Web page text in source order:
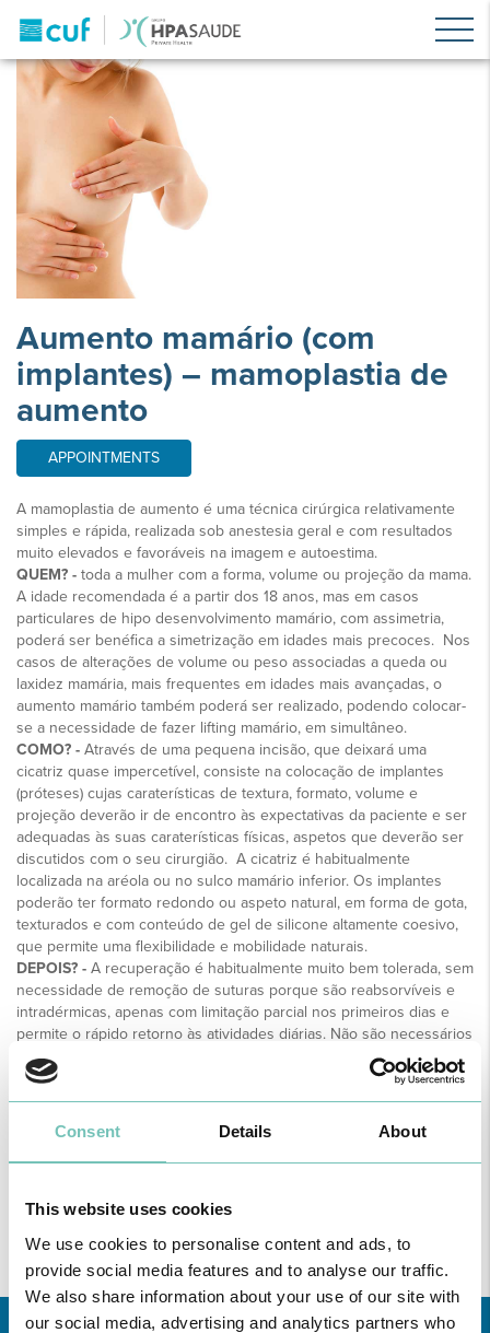
Consent Details About
This website uses cookies
We use cookies to personalise content and ads, to
provide social media features and to analyse our traffic.
We also share information about your use of our site with
our social media, advertising and analytics partners who
Aumento mamário (com
implantes) – mamoplastia de
aumento
APPOINTMENTS
A mamoplastia de aumento é uma técnica cirúrgica relativamente
simples e rápida, realizada sob anestesia geral e com resultados
muito elevados e favoráveis na imagem e autoestima.
QUEM? - toda a mulher com a forma, volume ou projeção da mama.
A idade recomendada é a partir dos 18 anos, mas em casos
particulares de hipo desenvolvimento mamário, com assimetria,
poderá ser benéfica a simetrização em idades mais precoces. Nos
casos de alterações de volume ou peso associadas a queda ou
laxidez mamária, mais frequentes em idades mais avançadas, o
aumento mamário também poderá ser realizado, podendo colocar-
se a necessidade de fazer lifting mamário, em simultâneo.
COMO? - Através de uma pequena incisão, que deixará uma
cicatriz quase impercetível, consiste na colocação de implantes
(próteses) cujas caraterísticas de textura, formato, volume e
projeção deverão ir de encontro às expectativas da paciente e ser
adequadas às suas caraterísticas físicas, aspetos que deverão ser
discutidos com o seu cirurgião. A cicatriz é habitualmente
localizada na aréola ou no sulco mamário inferior. Os implantes
poderão ter formato redondo ou aspeto natural, em forma de gota,
texturados e com conteúdo de gel de silicone altamente coesivo,
que permite uma flexibilidade e mobilidade naturais.
DEPOIS? - A recuperação é habitualmente muito bem tolerada, sem
necessidade de remoção de suturas porque são reabsorvíveis e
intradérmicas, apenas com limitação parcial nos primeiros dias e
permite o rápido retorno às atividades diárias. Não são necessários
cuidados especiais para além da massagem e do uso de soutien
nas primeiras semanas.